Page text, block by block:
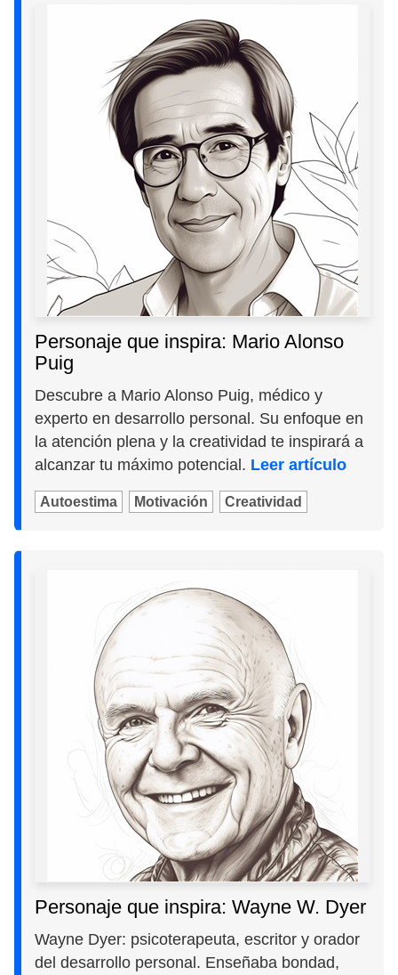
Personaje que inspira: Mario Alonso
Puig
Descubre a Mario Alonso Puig, médico y
experto en desarrollo personal. Su enfoque en
la atención plena y la creatividad te inspirará a
alcanzar tu máximo potencial. Leer artículo
Autoestima Motivación Creatividad
Personaje que inspira: Wayne W. Dyer
Wayne Dyer: psicoterapeuta, escritor y orador
del desarrollo personal. Enseñaba bondad,